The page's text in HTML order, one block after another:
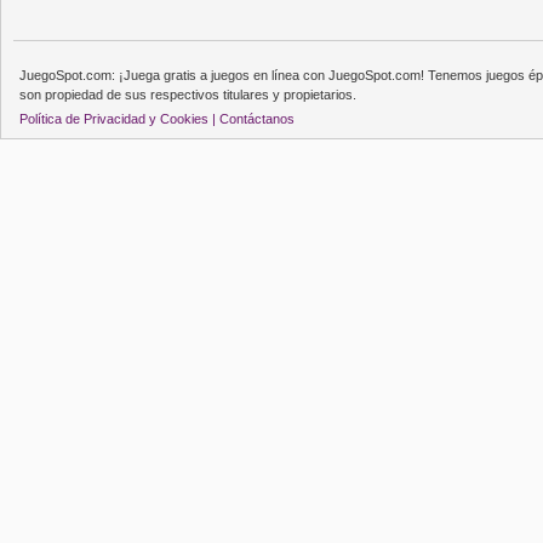
JuegoSpot.com: ¡Juega gratis a juegos en línea con JuegoSpot.com! Tenemos juegos
son propiedad de sus respectivos titulares y propietarios.
Política de Privacidad y Cookies | Contáctanos